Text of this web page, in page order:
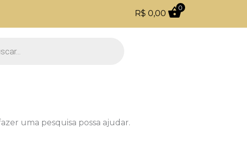
Todo o site com 5% de desconto no PIX
R$ 0,00
0
uma pesquisa possa ajudar.